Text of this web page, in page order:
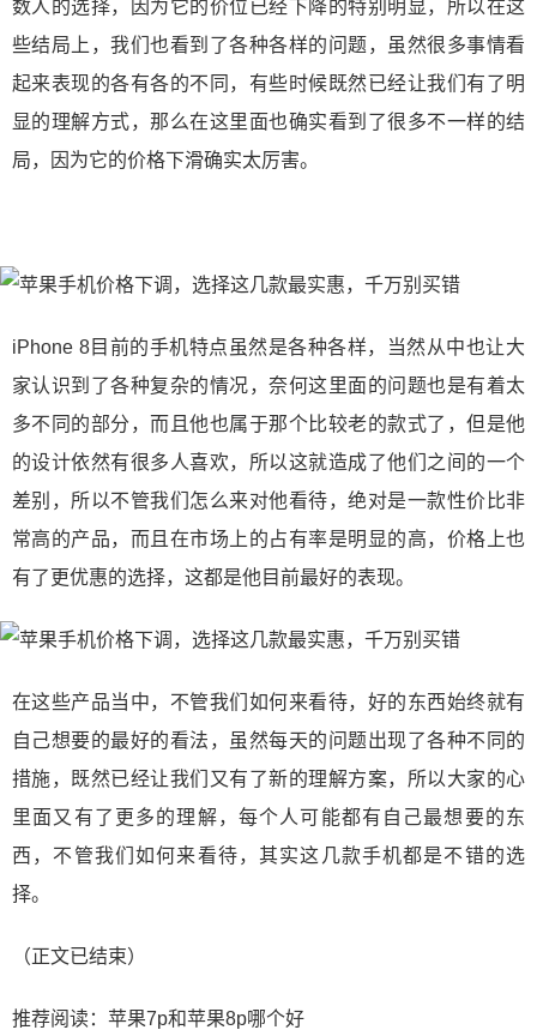
数人的选择，因为它的价位已经下降的特别明显，所以在这
些结局上，我们也看到了各种各样的问题，虽然很多事情看
起来表现的各有各的不同，有些时候既然已经让我们有了明
显的理解方式，那么在这里面也确实看到了很多不一样的结
局，因为它的价格下滑确实太厉害。
iPhone 8目前的手机特点虽然是各种各样，当然从中也让大
家认识到了各种复杂的情况，奈何这里面的问题也是有着太
多不同的部分，而且他也属于那个比较老的款式了，但是他
的设计依然有很多人喜欢，所以这就造成了他们之间的一个
差别，所以不管我们怎么来对他看待，绝对是一款性价比非
常高的产品，而且在市场上的占有率是明显的高，价格上也
有了更优惠的选择，这都是他目前最好的表现。
在这些产品当中，不管我们如何来看待，好的东西始终就有
自己想要的最好的看法，虽然每天的问题出现了各种不同的
措施，既然已经让我们又有了新的理解方案，所以大家的心
里面又有了更多的理解，每个人可能都有自己最想要的东
西，不管我们如何来看待，其实这几款手机都是不错的选
择。
（正文已结束）
推荐阅读： 苹果7p和苹果8p哪个好